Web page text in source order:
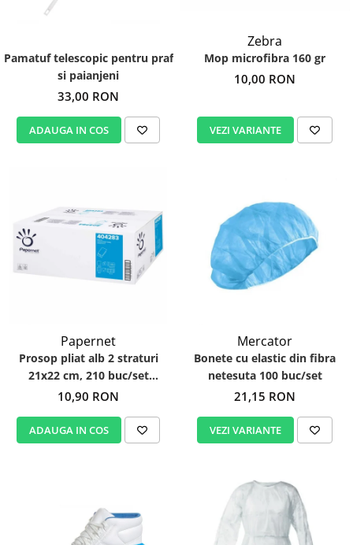
Pamatuf telescopic pentru praf
si paianjeni
33,00 RON
ADAUGA IN COS
Zebra
Mop microfibra 160 gr
10,00 RON
VEZI VARIANTE
Papernet
Prosop pliat alb 2 straturi
21x22 cm, 210 buc/set
Papernet 404283
10,90 RON
ADAUGA IN COS
Mercator
Bonete cu elastic din fibra
netesuta 100 buc/set
21,15 RON
VEZI VARIANTE